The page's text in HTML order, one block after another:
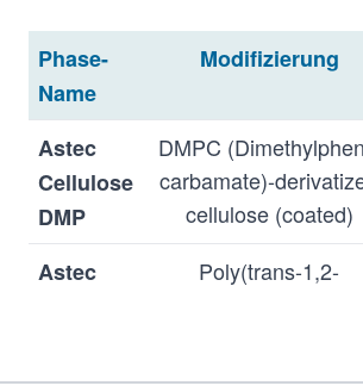
Phase-
Name
Modifizierung
Astec
Cellulose
DMP
DMPC
carbamate)-
cellulose (coated)
Astec
Astec
Poly(trans-1,2-